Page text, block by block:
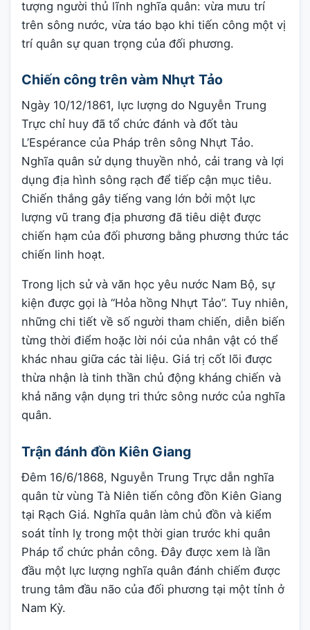
tượng người thủ lĩnh nghĩa quân: vừa mưu trí
trên sông nước, vừa táo bạo khi tiến công một vị
trí quân sự quan trọng của đối phương.
Chiến công trên vàm Nhựt Tảo
Ngày 10/12/1861, lực lượng do Nguyễn Trung
Trực chỉ huy đã tổ chức đánh và đốt tàu
L’Espérance của Pháp trên sông Nhựt Tảo.
Nghĩa quân sử dụng thuyền nhỏ, cải trang và lợi
dụng địa hình sông rạch để tiếp cận mục tiêu.
Chiến thắng gây tiếng vang lớn bởi một lực
lượng vũ trang địa phương đã tiêu diệt được
chiến hạm của đối phương bằng phương thức tác
chiến linh hoạt.
Trong lịch sử và văn học yêu nước Nam Bộ, sự
kiện được gọi là “Hỏa hồng Nhựt Tảo”. Tuy nhiên,
những chi tiết về số người tham chiến, diễn biến
từng thời điểm hoặc lời nói của nhân vật có thể
khác nhau giữa các tài liệu. Giá trị cốt lõi được
thừa nhận là tinh thần chủ động kháng chiến và
khả năng vận dụng tri thức sông nước của nghĩa
quân.
Trận đánh đồn Kiên Giang
Đêm 16/6/1868, Nguyễn Trung Trực dẫn nghĩa
quân từ vùng Tà Niên tiến công đồn Kiên Giang
tại Rạch Giá. Nghĩa quân làm chủ đồn và kiểm
soát tỉnh lỵ trong một thời gian trước khi quân
Pháp tổ chức phản công. Đây được xem là lần
đầu một lực lượng nghĩa quân đánh chiếm được
trung tâm đầu não của đối phương tại một tỉnh ở
Nam Kỳ.